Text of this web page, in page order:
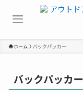
ホーム バックパッカー
バックパッカー